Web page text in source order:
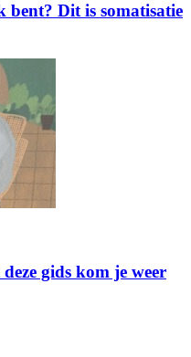
Dit is somatisatie
gids kom je weer